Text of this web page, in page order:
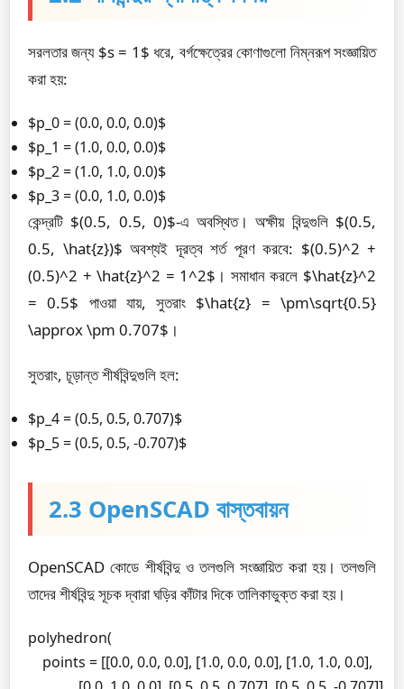
সরলতার জন্য $s = 1$ ধরে, বর্গক্ষেত্রের কোণাগুলো নিম্নরূপ সংজ্ঞায়িত
করা হয়:
$p_0 = (0.0, 0.0, 0.0)$
$p_1 = (1.0, 0.0, 0.0)$
$p_2 = (1.0, 1.0, 0.0)$
$p_3 = (0.0, 1.0, 0.0)$
কেন্দ্রটি $(0.5, 0.5, 0)$-এ অবস্থিত। অক্ষীয় বিন্দুগুলি $(0.5,
0.5, \hat{z})$ অবশ্যই দূরত্ব শর্ত পূরণ করবে: $(0.5)^2 +
(0.5)^2 + \hat{z}^2 = 1^2$। সমাধান করলে $\hat{z}^2
= 0.5$ পাওয়া যায়, সুতরাং $\hat{z} = \pm\sqrt{0.5}
\approx \pm 0.707$।
সুতরাং, চূড়ান্ত শীর্ষবিন্দুগুলি হল:
$p_4 = (0.5, 0.5, 0.707)$
$p_5 = (0.5, 0.5, -0.707)$
2.3 OpenSCAD বাস্তবায়ন
OpenSCAD কোডে শীর্ষবিন্দু ও তলগুলি সংজ্ঞায়িত করা হয়। তলগুলি
তাদের শীর্ষবিন্দু সূচক দ্বারা ঘড়ির কাঁটার দিকে তালিকাভুক্ত করা হয়।
polyhedron(
    points = [[0.0, 0.0, 0.0], [1.0, 0.0, 0.0], [1.0, 1.0, 0.0],